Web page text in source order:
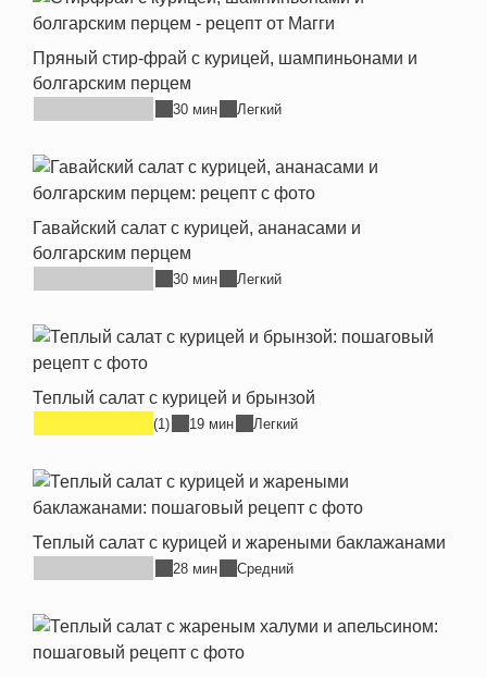
Пряный стир-фрай с курицей, шампиньонами и
болгарским перцем
30 мин Легкий
Гавайский салат с курицей, ананасами и
болгарским перцем
30 мин Легкий
Теплый салат с курицей и брынзой
(1) 19 мин Легкий
Теплый салат с курицей и жареными баклажанами
28 мин Средний